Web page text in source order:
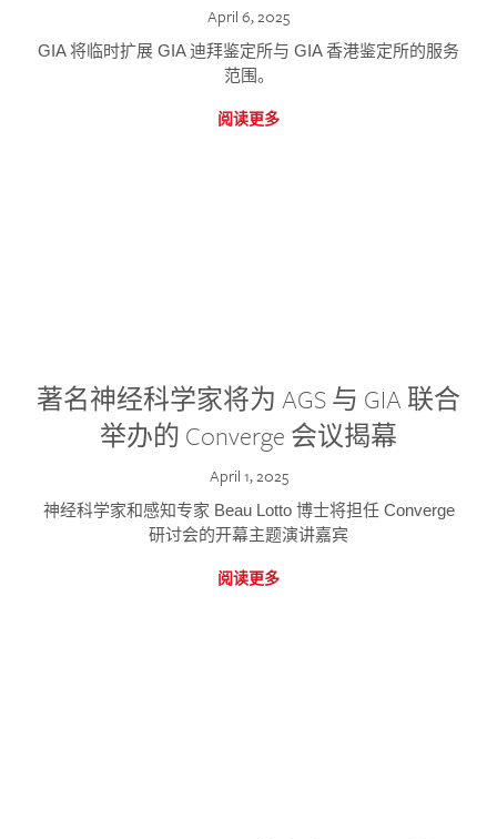
April 6, 2025
GIA 将临时扩展 GIA 迪拜鉴定所与 GIA 香港鉴定所的服务
范围。
阅读更多
著名神经科学家将为 AGS 与 GIA 联合
举办的 Converge 会议揭幕
April 1, 2025
神经科学家和感知专家 Beau Lotto 博士将担任 Converge
研讨会的开幕主题演讲嘉宾
阅读更多